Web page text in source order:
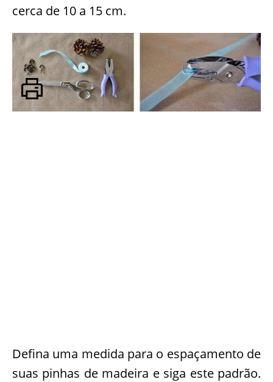
cerca de 10 a 15 cm.
Defina uma medida para o espaçamento de
suas pinhas de madeira e siga este padrão.